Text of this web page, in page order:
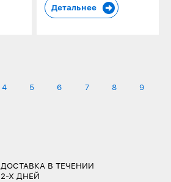
Детальнее
4 5 6 7 8 9
ДОСТАВКА В ТЕЧЕНИИ
2-Х ДНЕЙ